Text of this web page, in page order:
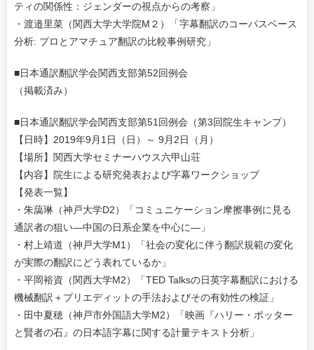
ティの関係性：ジェンダーの視点からの考察」
・渡邉里菜（関西大学大学院M２）「字幕翻訳のコーパスベース
分析: プロとアマチュア翻訳の比較事例研究」
■日本通訳翻訳学会関西支部第52回例会
（掲載済み）
■日本通訳翻訳学会関西支部第51回例会（第3回院生キャンプ）
【日時】2019年9月1日（日）～ 9月2日（月）
【場所】関西大学セミナーハウス六甲山荘
【内容】院生による研究発表および字幕ワークショップ
【発表一覧】
・朱藹琳（神戸大学D2）「コミュニケーション摩擦事例に見る
通訳者の狙い―中国の日系企業を中心に―」
・村上靖道（神戸大学M1）「社会の変化に伴う翻訳規範の変化
が実際の翻訳にどう表れているか」
・平岡裕資（関西大学M2）「TED Talksの日英字幕翻訳における
機械翻訳＋プリエディットの手法およびその有効性の検証」
・田中夏穂（神戸市外国語大学M2）「映画『ハリー・ポッター
と賢者の石』の日本語字幕に関する計量テキスト分析」